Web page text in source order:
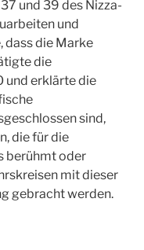
und 39 des Nizza-
und
dass die Marke
die
und erklärte die
sind,
die für die
berühmt oder
mit dieser
gebracht werden.